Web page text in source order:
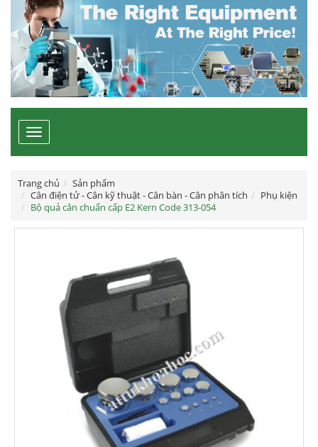
Toggle
navigation
Trang chủ
Sản phẩm
Cân điện tử - Cân kỹ thuật - Cân bàn - Cân phân tích
Phụ kiện
Bộ quả cân chuẩn cấp E2 Kern Code 313-054